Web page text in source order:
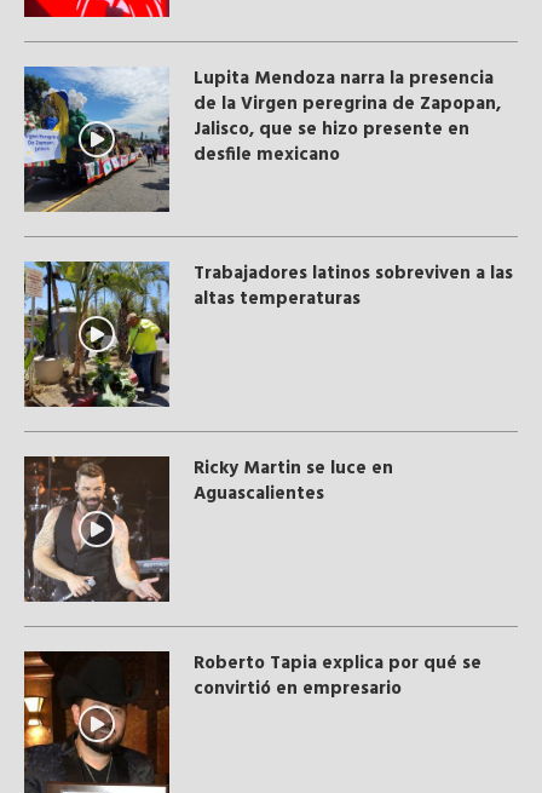
Lupita Mendoza narra la presencia
de la Virgen peregrina de Zapopan,
Jalisco, que se hizo presente en
desfile mexicano
Trabajadores latinos sobreviven a las
altas temperaturas
Ricky Martin se luce en
Aguascalientes
Roberto Tapia explica por qué se
convirtió en empresario